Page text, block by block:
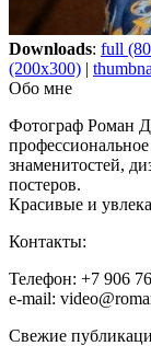
Downloads: full
(200x300) |
Обо мне
Фотограф Роман
знаменитостей,
постеров.
Красивые и
Контакты:
Телефон: +7 906
e-mail:
Свежие